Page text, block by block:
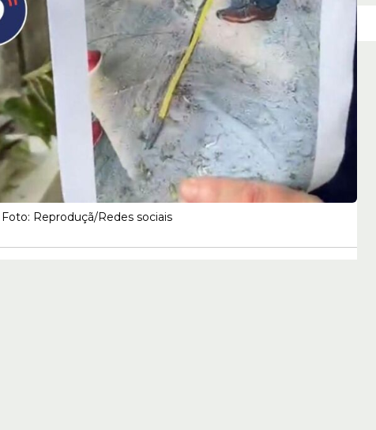
Reproduçã/Redes sociais